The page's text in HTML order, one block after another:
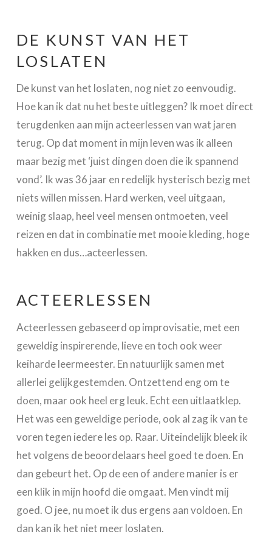
DE KUNST VAN HET
LOSLATEN
De kunst van het loslaten, nog niet zo eenvoudig.
Hoe kan ik dat nu het beste uitleggen? Ik moet direct
terugdenken aan mijn acteerlessen van wat jaren
terug. Op dat moment in mijn leven was ik alleen
maar bezig met ‘juist dingen doen die ik spannend
vond’. Ik was 36 jaar en redelijk hysterisch bezig met
niets willen missen. Hard werken, veel uitgaan,
weinig slaap, heel veel mensen ontmoeten, veel
reizen en dat in combinatie met mooie kleding, hoge
hakken en dus…acteerlessen.
ACTEERLESSEN
Acteerlessen gebaseerd op improvisatie, met een
geweldig inspirerende, lieve en toch ook weer
keiharde leermeester. En natuurlijk samen met
allerlei gelijkgestemden. Ontzettend eng om te
doen, maar ook heel erg leuk. Echt een uitlaatklep.
Het was een geweldige periode, ook al zag ik van te
voren tegen iedere les op. Raar. Uiteindelijk bleek ik
het volgens de beoordelaars heel goed te doen. En
dan gebeurt het. Op de een of andere manier is er
een klik in mijn hoofd die omgaat. Men vindt mij
goed. O jee, nu moet ik dus ergens aan voldoen. En
dan kan ik het niet meer loslaten.